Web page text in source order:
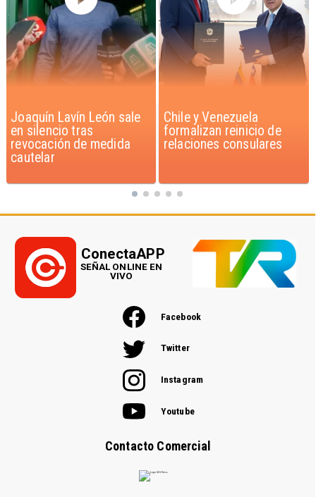
Chile y Venezuela
formalizan reinicio de
relaciones consulares
Feriantes rechazan
dichos de Camila Flores
sobre Fabiola Campillai
Facebook
Twitter
Instagram
Youtube
Contacto Comercial
ConectaAPP
SEÑAL ONLINE EN
VIVO